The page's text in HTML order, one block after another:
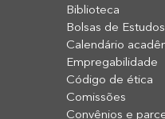
Biblioteca
Bolsas de
Calendário
Empregabilidade
Código de ética
Comissões
Convênios e